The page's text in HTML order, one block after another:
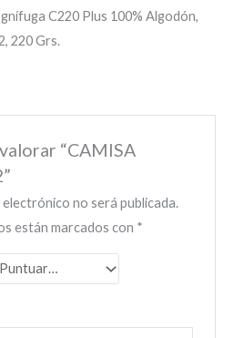
C220 Plus 100% Algodón,
220 Grs.
“CAMISA
no será publicada.
están marcados con *